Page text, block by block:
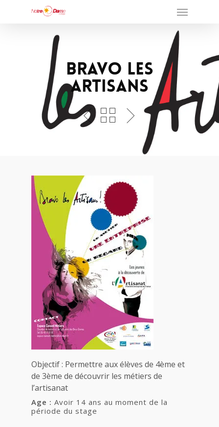
Bravo Les
Artisans
Objectif : Permettre aux élèves de 4ème et
de 3ème de découvrir les métiers de
l’artisanat
Age : Avoir 14 ans au moment de la
période du stage